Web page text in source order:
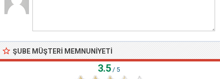
ŞUBE MÜŞTERI MEMNUNIYETI
3.5 / 5